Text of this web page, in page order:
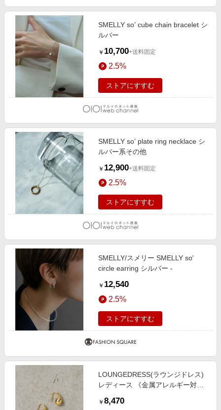
SMELLY so’ cube chain bracelet シ
ルバー
￥ 10,700+送料固定
2.5%
ストアにすすむ
SMELLY so’ plate ring necklace シ
ルバー系その他
￥ 12,900+送料固定
2.5%
ストアにすすむ
SMELLY/スメリー SMELLY so'
circle earring シルバー -
￥ 12,540
2.5%
ストアにすすむ
LOUNGEDRESS(ラウンジドレス)
レディース 《金属アレルギー対
ティアドロップピアス ゴールド
￥ 8,470